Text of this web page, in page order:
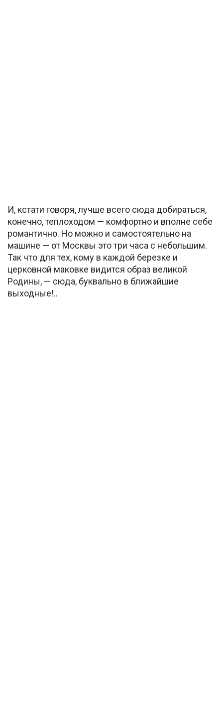
И, кстати говоря, лучше всего сюда добираться,
конечно, теплоходом — комфортно и вполне себе
романтично. Но можно и самостоятельно на
машине — от Москвы это три часа с небольшим.
Так что для тех, кому в каждой березке и
церковной маковке видится образ великой
Родины, — сюда, буквально в ближайшие
выходные!..